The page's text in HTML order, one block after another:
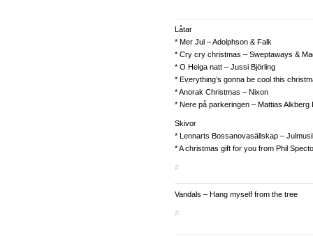
Låtar
* Mer Jul – Adolphson & Falk
* Cry cry christmas – Sweptaways &
* O Helga natt – Jussi Björling
* Everything’s gonna be cool this
* Anorak Christmas – Nixon
* Nere på parkeringen – Mattias Alkberg
Skivor
* Lennarts Bossanovasällskap –
* A christmas gift for you from Phil
#
Vandals – Hang myself from the tree
#